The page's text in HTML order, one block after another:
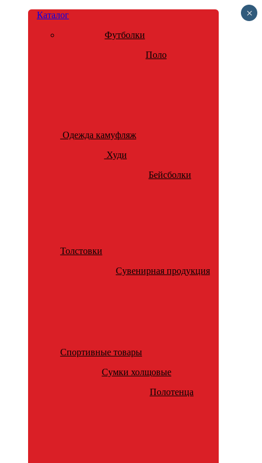
Каталог
Футболки
Поло
Одежда камуфляж
Худи
Бейсболки
Толстовки
Сувенирная продукция
Спортивные товары
Сумки холщовые
Полотенца
×